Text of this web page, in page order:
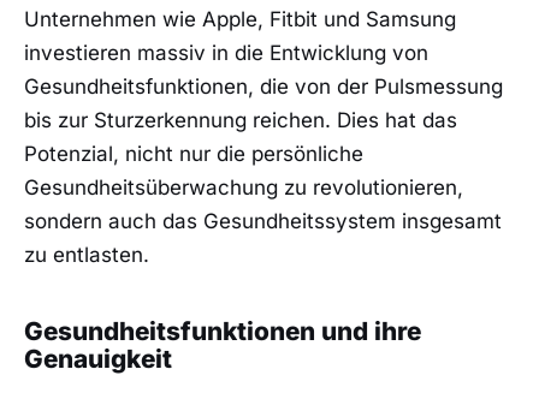
Unternehmen wie Apple, ⁣Fitbit und Samsung
investieren ⁢massiv in die Entwicklung von
Gesundheitsfunktionen, die von der Pulsmessung
bis zur Sturzerkennung reichen. Dies hat das
Potenzial,⁤ nicht nur​ die persönliche
Gesundheitsüberwachung zu revolutionieren,
sondern ⁤auch das⁣ Gesundheitssystem insgesamt
zu entlasten.
Gesundheitsfunktionen und ihre
Genauigkeit